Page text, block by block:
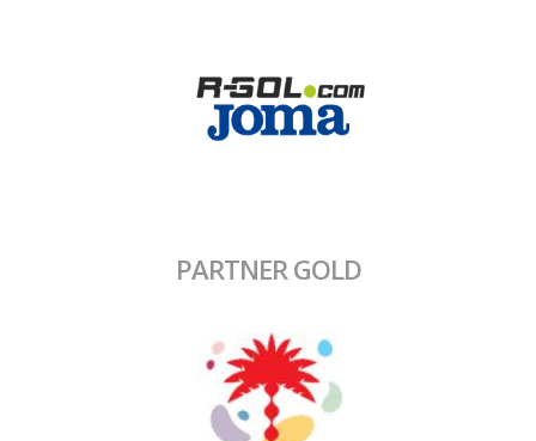
PARTNER GOLD